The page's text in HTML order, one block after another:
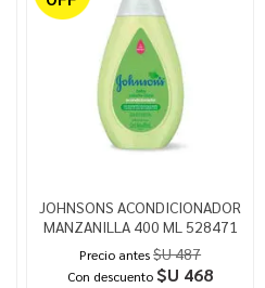
JOHNSONS ACONDICIONADOR
MANZANILLA 400 ML 528471
Precio antes$U 487
Con descuento $U 468